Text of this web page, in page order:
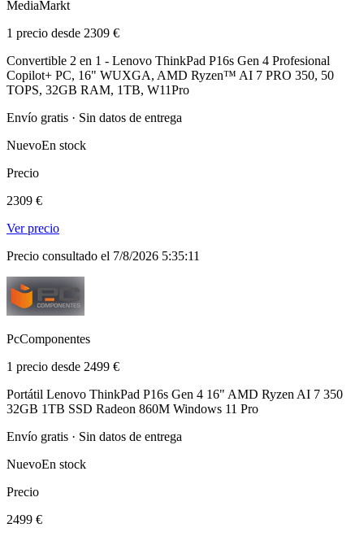
MediaMarkt
1 precio desde 2309 €
Convertible 2 en 1 - Lenovo ThinkPad P16s Gen 4 Profesional
Copilot+ PC, 16" WUXGA, AMD Ryzen™ AI 7 PRO 350, 50
TOPS, 32GB RAM, 1TB, W11Pro
Envío gratis · Sin datos de entrega
NuevoEn stock
Precio
2309 €
Ver precio
Precio consultado el 7/8/2026 5:35:11
PcComponentes
1 precio desde 2499 €
Portátil Lenovo ThinkPad P16s Gen 4 16" AMD Ryzen AI 7 350
32GB 1TB SSD Radeon 860M Windows 11 Pro
Envío gratis · Sin datos de entrega
NuevoEn stock
Precio
2499 €